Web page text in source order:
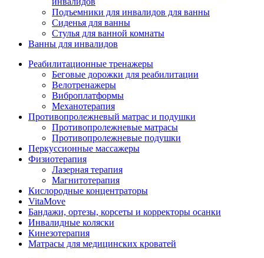
Подъемники для инвалидов для ванны
Сиденья для ванны
Стулья для ванной комнаты
Ванны для инвалидов
Реабилитационные тренажеры
Беговые дорожки для реабилитации
Велотренажеры
Виброплатформы
Механотерапия
Противопролежневый матрас и подушки
Противопролежневые матрасы
Противопролежневые подушки
Перкуссионные массажеры
Физиотерапия
Лазерная терапия
Магнитотерапия
Кислородные концентраторы
VitaMove
Бандажи, ортезы, корсеты и корректоры осанки
Инвалидные коляски
Кинезотерапия
Матрасы для медицинских кроватей